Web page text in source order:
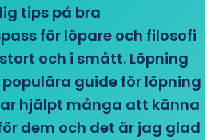
tips på bra
för löpare och filosofi
och i smått. Löpning
guide för löpning
hjälpt många att känna
dem och det är jag glad